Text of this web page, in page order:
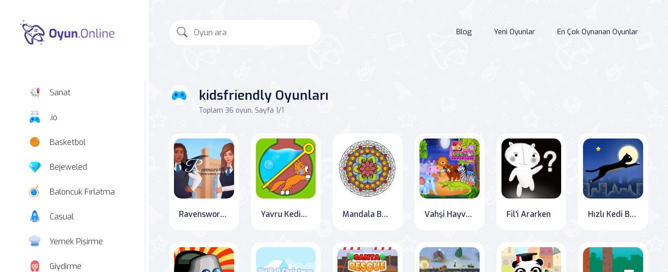
Sanat
.io
Basketbol
Bejeweled
Baloncuk Fırlatma
Casual
Yemek Pişirme
Giydirme
Blog Yeni Oyunlar En Çok Oynanan Oyunlar
kidsfriendly Oyunları
Toplam 36 oyun. Sayfa 1/1
Ravensworth High: A Teen's Journey to Self-Discovery Yavru Kediyi Kurtar Mandala Boyama Kitabı Vahşi Hayvan Dotoru Macerası Fil'i Ararken Hızlı Kedi Bay Mister